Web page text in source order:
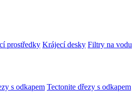
prostředky Krájecí desky Filtry na vodu
s odkapem Tectonite dřezy s odkapem